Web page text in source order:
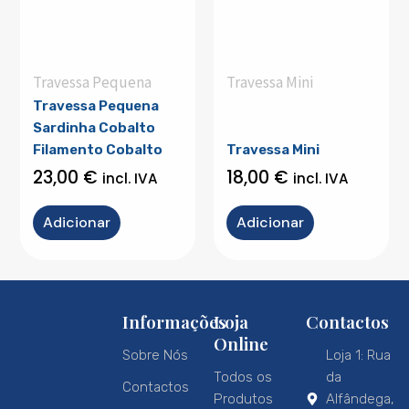
Travessa Pequena
Travessa Pequena
Sardinha Cobalto
Filamento Cobalto
23,00 € incl. IVA
Adicionar
Travessa Mini
Travessa Mini
18,00 € incl. IVA
Adicionar
Informações
Sobre Nós
Contactos
Loja
Online
Todos os
Produtos
Contactos
Loja 1: Rua
da
Alfândega,